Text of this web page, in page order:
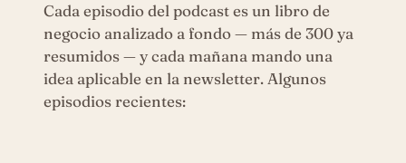
Cada episodio del podcast es un libro de
negocio analizado a fondo — más de 300 ya
resumidos — y cada mañana mando una
idea aplicable en la newsletter. Algunos
episodios recientes: